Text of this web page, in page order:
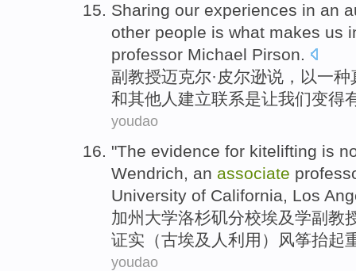
Sharing our experiences in an
other people is what makes us
professor Michael Pirson.
副教授迈克尔· 皮尔逊说 ， 以一种
和其他人 建立联系是让我们变得
youdao
"The evidence for kitelifting is
Wendrich, an associate
University of California, Los
加州 大学洛杉矶分校埃及学副教
证实（古埃及人利用）风筝抬起
youdao